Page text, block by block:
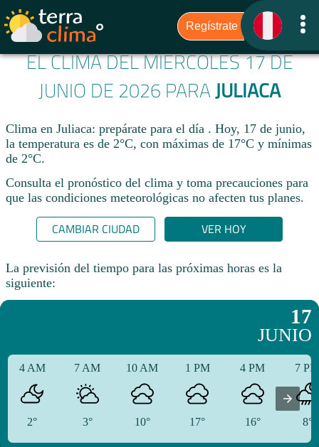
EL CLIMA DEL MIÉRCOLES 17 DE
JUNIO DE 2026 PARAJULIACA
Clima en Juliaca: prepárate para el día . Hoy, 17 de junio,
la temperatura es de 2°C, con máximas de 17°C y mínimas
de 2°C.
Consulta el pronóstico del clima y toma precauciones para
que las condiciones meteorológicas no afecten tus planes.​
CAMBIAR CIUDAD VER HOY
La previsión del tiempo para las próximas horas es la
siguiente:
17
JUNIO
4 AM
2°
7 AM
3°
10 AM
10°
1 PM
17°
4 PM
16°
7
8°